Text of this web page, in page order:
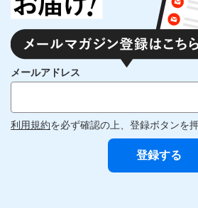
メールアドレス
利用規約を必ず確認の上、登録ボタンを